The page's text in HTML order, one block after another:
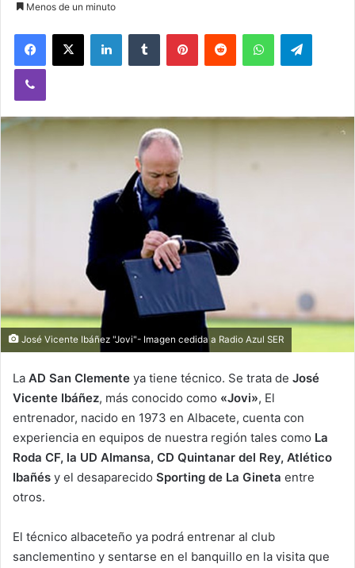
Menos de un minuto
José Vicente Ibáñez "Jovi"- Imagen cedida a Radio Azul SER
La AD San Clemente ya tiene técnico. Se trata de José
Vicente Ibáñez, más conocido como «Jovi», El
entrenador, nacido en 1973 en Albacete, cuenta con
experiencia en equipos de nuestra región tales como La
Roda CF, la UD Almansa, CD Quintanar del Rey, Atlético
Ibañés y el desaparecido Sporting de La Gineta entre
otros.
El técnico albaceteño ya podrá entrenar al club
sanclementino y sentarse en el banquillo en la visita que